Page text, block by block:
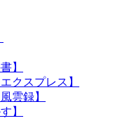
】
クスプレス】
雲録】
】